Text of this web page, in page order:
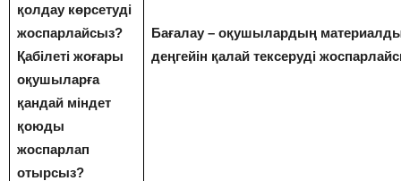
қолдау көрсетуді
жоспарлайсыз?
Қабілеті жоғары
оқушыларға
қандай міндет
қоюды
жоспарлап
отырсыз?
Бағалау – оқушылардың
деңгейін қалай тексеруді